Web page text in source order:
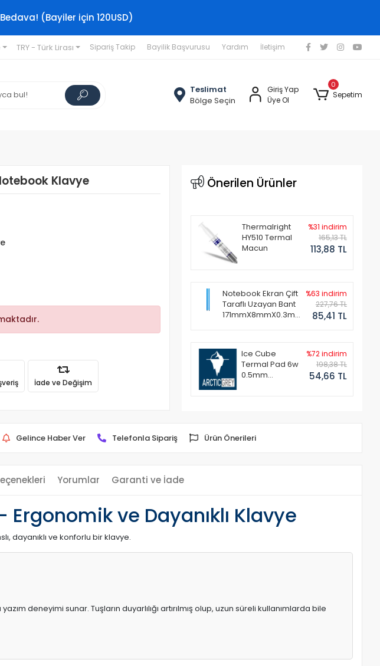
(Bayiler için 120USD)
TRY - Türk Lirası Sipariş Takip Bayilik Başvurusu Yardım İletişim
Teslimat
Bölge Seçin
Giriş Yap
Üye Ol
0
Sepetim
Klavye
İade ve Değişim
Önerilen Ürünler
Thermalright
HY510 Termal
Macun
%31 indirim
165,13 TL
113,88 TL
Notebook Ekran Çift
Taraflı Uzayan Bant
171mmX8mmX0.3mm
%63 indirim
227,76 TL
85,41 TL
Ice Cube
Termal Pad 6w
0.5mm
%72 indirim
198,38 TL
54,66 TL
Gelince Haber Ver Telefonla Sipariş Ürün Önerileri
Yorumlar Garanti ve İade
ve Dayanıklı Klavye
dayanıklı ve konforlu bir klavye.
deneyimi sunar. Tuşların duyarlılığı artırılmış olup, uzun süreli kullanımlarda bile